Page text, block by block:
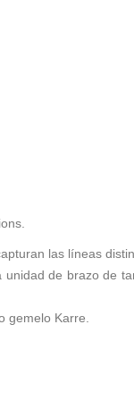
las líneas
de brazo de
gemelo Karre.